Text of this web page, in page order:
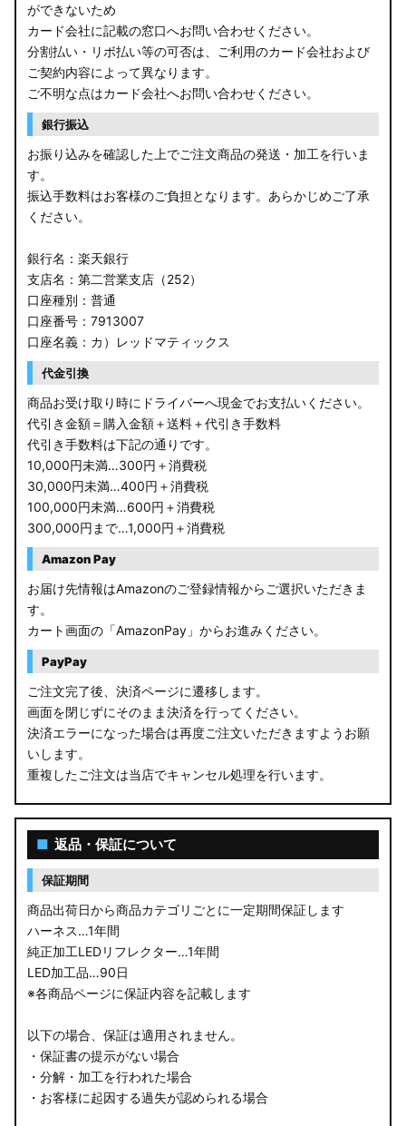
ができないため
カード会社に記載の窓口へお問い合わせください。
分割払い・リボ払い等の可否は、ご利用のカード会社および
ご契約内容によって異なります。
ご不明な点はカード会社へお問い合わせください。
銀行振込
お振り込みを確認した上でご注文商品の発送・加工を行いま
す。
振込手数料はお客様のご負担となります。あらかじめご了承
ください。
銀行名：楽天銀行
支店名：第二営業支店（252）
口座種別：普通
口座番号：7913007
口座名義：カ）レッドマティックス
代金引換
商品お受け取り時にドライバーへ現金でお支払いください。
代引き金額＝購入金額＋送料＋代引き手数料
代引き手数料は下記の通りです。
10,000円未満…300円＋消費税
30,000円未満…400円＋消費税
100,000円未満…600円＋消費税
300,000円まで…1,000円＋消費税
Amazon Pay
お届け先情報はAmazonのご登録情報からご選択いただきま
す。
カート画面の「AmazonPay」からお進みください。
PayPay
ご注文完了後、決済ページに遷移します。
画面を閉じずにそのまま決済を行ってください。
決済エラーになった場合は再度ご注文いただきますようお願
いします。
重複したご注文は当店でキャンセル処理を行います。
■ 返品・保証について
保証期間
商品出荷日から商品カテゴリごとに一定期間保証します
ハーネス…1年間
純正加工LEDリフレクター…1年間
LED加工品…90日
※各商品ページに保証内容を記載します
以下の場合、保証は適用されません。
・保証書の提示がない場合
・分解・加工を行われた場合
・お客様に起因する過失が認められる場合